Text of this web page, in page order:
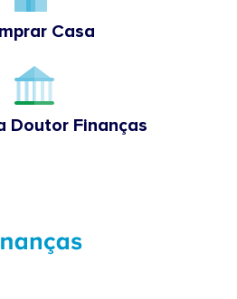
Casa
Doutor Finanças